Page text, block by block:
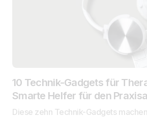
10 Technik-Gadgets für
Smarte Helfer für den
Diese zehn Technik-Gadgets